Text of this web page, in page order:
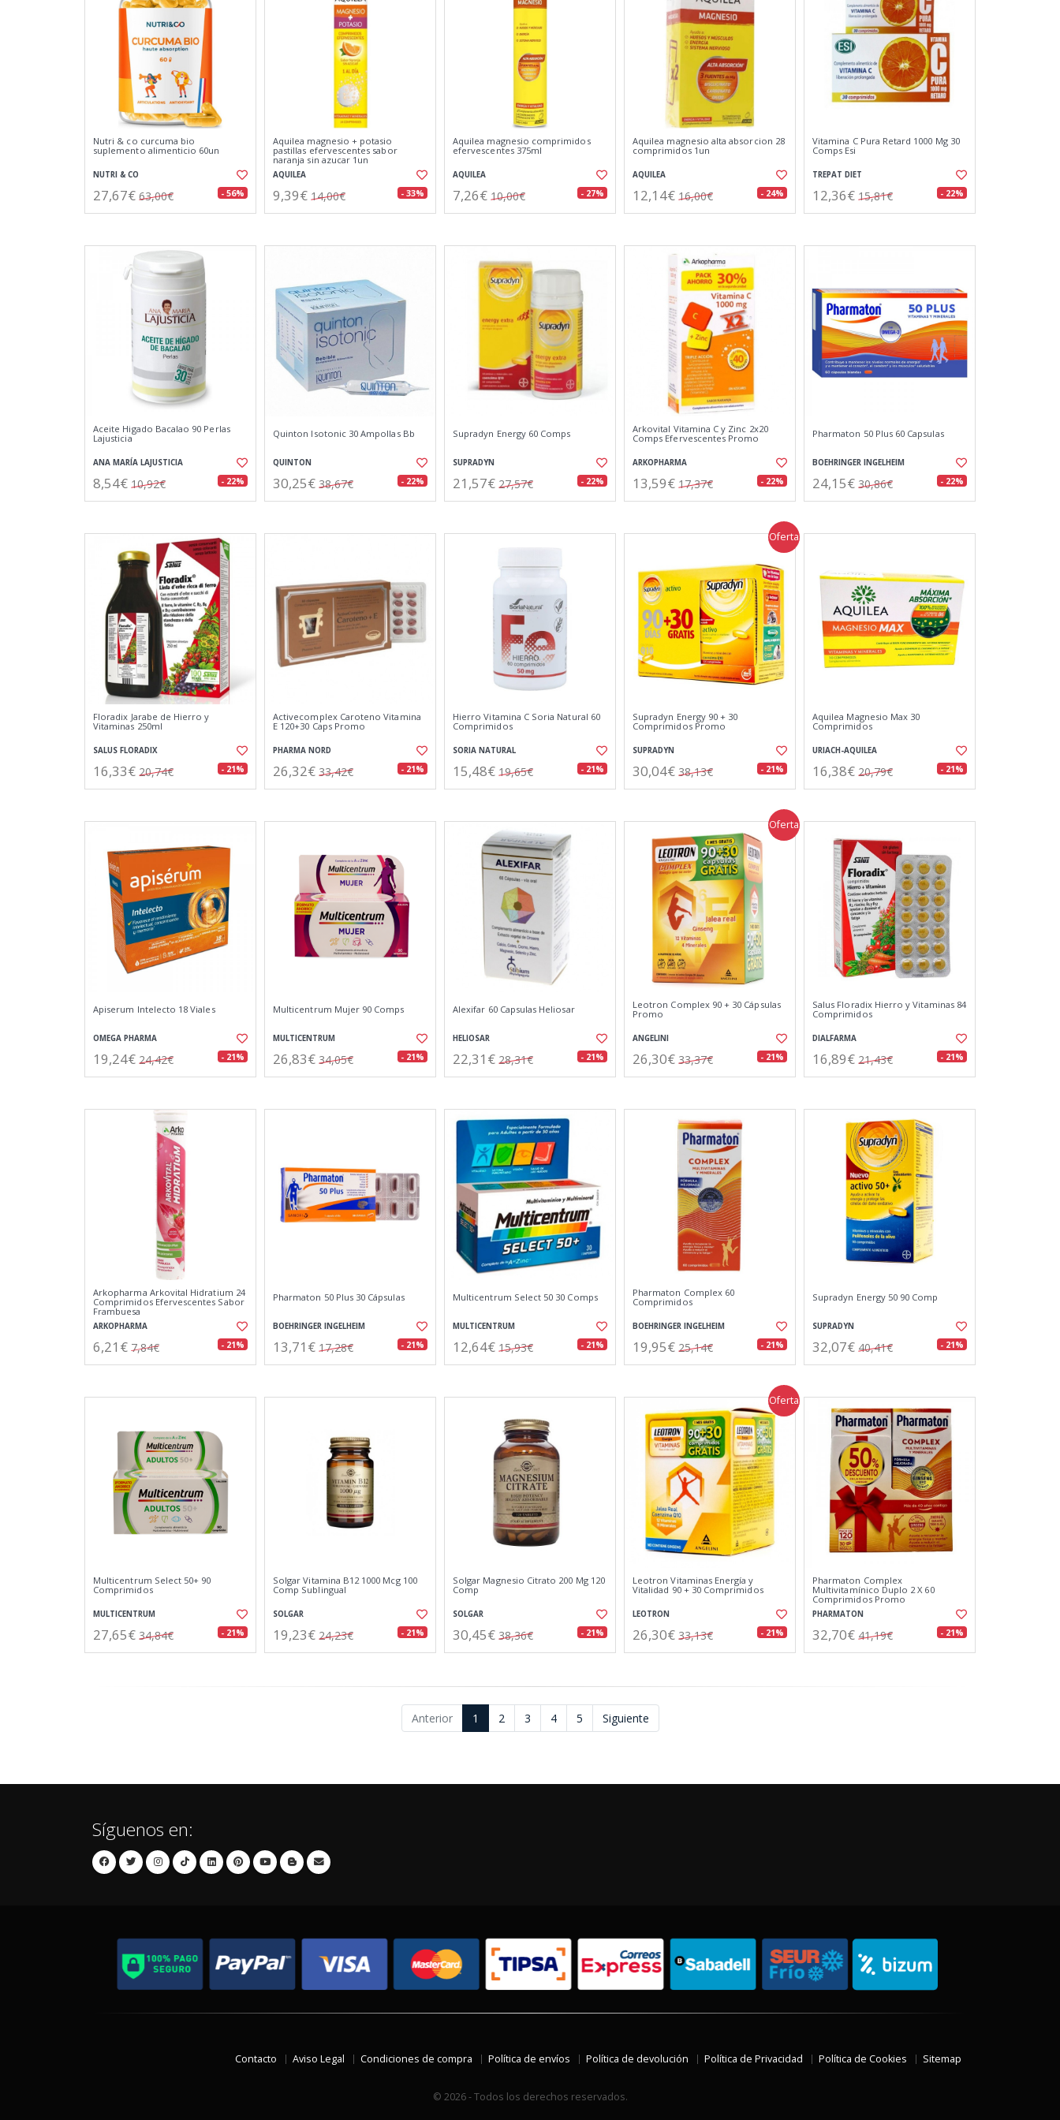
Nutri & co curcuma bio
suplemento alimenticio 60un
NUTRI & CO
27,67€ 63,00€ - 56%
Aquilea magnesio + potasio
pastillas efervescentes sabor
naranja sin azucar 1un
AQUILEA
9,39€ 14,00€ - 33%
Aquilea magnesio comprimidos
efervescentes 375ml
AQUILEA
7,26€ 10,00€ - 27%
Aquilea magnesio alta absorcion 28
comprimidos 1un
AQUILEA
12,14€ 16,00€ - 24%
Vitamina C Pura Retard 1000 Mg 30
Comps Esi
TREPAT DIET
12,36€ 15,81€ - 22%
Aceite Higado Bacalao 90 Perlas
Lajusticia
ANA MARÍA LAJUSTICIA
8,54€ 10,92€ - 22%
Quinton Isotonic 30 Ampollas Bb
QUINTON
30,25€ 38,67€ - 22%
Supradyn Energy 60 Comps
SUPRADYN
21,57€ 27,57€ - 22%
Arkovital Vitamina C y Zinc 2x20
Comps Efervescentes Promo
ARKOPHARMA
13,59€ 17,37€ - 22%
Pharmaton 50 Plus 60 Capsulas
BOEHRINGER INGELHEIM
24,15€ 30,86€ - 22%
Floradix Jarabe de Hierro y
Vitaminas 250ml
SALUS FLORADIX
16,33€ 20,74€ - 21%
Activecomplex Caroteno Vitamina
E 120+30 Caps Promo
PHARMA NORD
26,32€ 33,42€ - 21%
Hierro Vitamina C Soria Natural 60
Comprimidos
SORIA NATURAL
15,48€ 19,65€ - 21%
Oferta
Supradyn Energy 90 + 30
Comprimidos Promo
SUPRADYN
30,04€ 38,13€ - 21%
Aquilea Magnesio Max 30
Comprimidos
URIACH-AQUILEA
16,38€ 20,79€ - 21%
Apiserum Intelecto 18 Viales
OMEGA PHARMA
19,24€ 24,42€ - 21%
Multicentrum Mujer 90 Comps
MULTICENTRUM
26,83€ 34,05€ - 21%
Alexifar 60 Capsulas Heliosar
HELIOSAR
22,31€ 28,31€ - 21%
Oferta
Leotron Complex 90 + 30 Cápsulas
Promo
ANGELINI
26,30€ 33,37€ - 21%
Salus Floradix Hierro y Vitaminas 84
Comprimidos
DIALFARMA
16,89€ 21,43€ - 21%
Arkopharma Arkovital Hidratium 24
Comprimidos Efervescentes Sabor
Frambuesa
ARKOPHARMA
6,21€ 7,84€ - 21%
Pharmaton 50 Plus 30 Cápsulas
BOEHRINGER INGELHEIM
13,71€ 17,28€ - 21%
Multicentrum Select 50 30 Comps
MULTICENTRUM
12,64€ 15,93€ - 21%
Pharmaton Complex 60
Comprimidos
BOEHRINGER INGELHEIM
19,95€ 25,14€ - 21%
Supradyn Energy 50 90 Comp
SUPRADYN
32,07€ 40,41€ - 21%
Multicentrum Select 50+ 90
Comprimidos
MULTICENTRUM
27,65€ 34,84€ - 21%
Solgar Vitamina B12 1000 Mcg 100
Comp Sublingual
SOLGAR
19,23€ 24,23€ - 21%
Solgar Magnesio Citrato 200 Mg 120
Comp
SOLGAR
30,45€ 38,36€ - 21%
Oferta
Leotron Vitaminas Energía y
Vitalidad 90 + 30 Comprimidos
LEOTRON
26,30€ 33,13€ - 21%
Pharmaton Complex
Multivitamínico Duplo 2 X 60
Comprimidos Promo
PHARMATON
32,70€ 41,19€ - 21%
Anterior 1 2 3 4 5 Siguiente
Síguenos en:
Contacto Aviso Legal Condiciones de compra Política de envíos Política de devolución Política de Privacidad Política de Cookies Sitemap
© 2026 - Todos los derechos reservados.